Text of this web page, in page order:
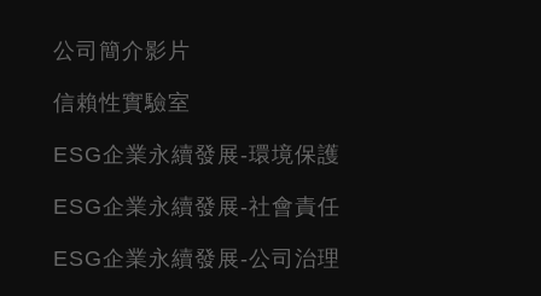
公司簡介影片
信賴性實驗室
ESG企業永續發展-環境保護
ESG企業永續發展-社會責任
ESG企業永續發展-公司治理